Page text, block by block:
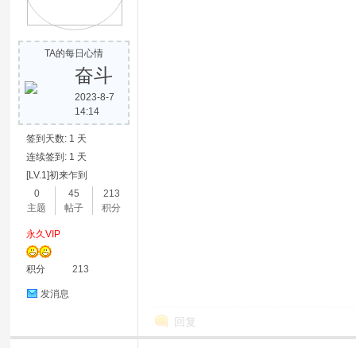
TA的每日心情
奋斗
2023-8-7
14:14
签到天数: 1 天
连续签到: 1 天
[LV.1]初来乍到
0
主题
45
帖子
213
积分
永久VIP
积分 213
发消息
回复